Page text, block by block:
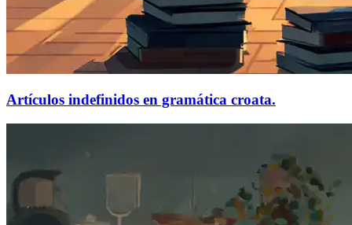
Artículos indefinidos en gramática croata.